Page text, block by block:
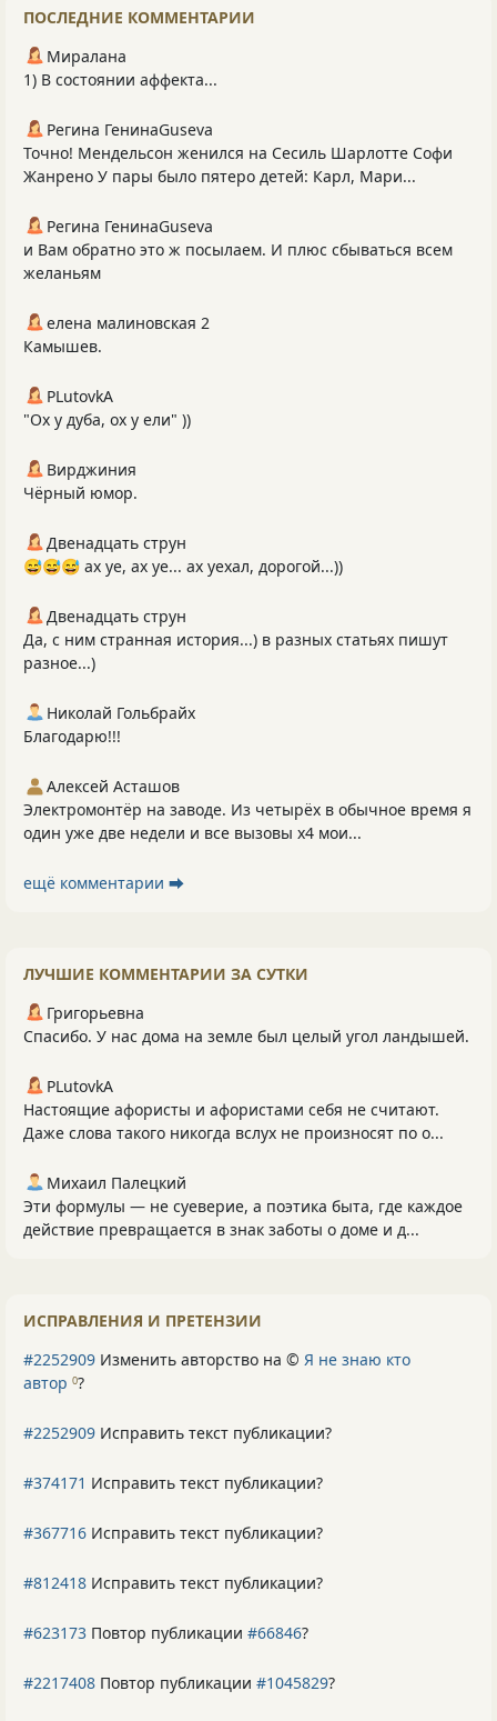
ПОСЛЕДНИЕ КОММЕНТАРИИ
Миралана
1) В состоянии аффекта...
Регина ГенинаGuseva
Точно! Мендельсон женился на Сесиль Шарлотте Софи
Жанрено У пары было пятеро детей: Карл, Мари...
Регина ГенинаGuseva
и Вам обратно это ж посылаем. И плюс сбываться всем
желаньям
елена малиновская 2
Камышев.
PLutоvkА
"Ох у дуба, ох у ели" ))
Вирджиния
Чёрный юмор.
Двенадцать струн
😅😅😅 ах уе, ах уе... ах уехал, дорогой...))
Двенадцать струн
Да, с ним странная история...) в разных статьях пишут
разное...)
Николай Гольбрайх
Благодарю!!!
Алексей Асташов
Электромонтёр на заводе. Из четырёх в обычное время я
один уже две недели и все вызовы х4 мои...
ещё комментарии ⮕
ЛУЧШИЕ КОММЕНТАРИИ ЗА СУТКИ
Григорьевна
Спасибо. У нас дома на земле был целый угол ландышей.
PLutоvkА
Настоящие афористы и афористами себя не считают.
Даже слова такого никогда вслух не произносят по о...
Михаил Палецкий
Эти формулы — не суеверие, а поэтика быта, где каждое
действие превращается в знак заботы о доме и д...
ИСПРАВЛЕНИЯ И ПРЕТЕНЗИИ
#2252909 Изменить авторство на © Я не знаю кто
автор 0?
#2252909 Исправить текст публикации?
#374171 Исправить текст публикации?
#367716 Исправить текст публикации?
#812418 Исправить текст публикации?
#623173 Повтор публикации #66846?
#2217408 Повтор публикации #1045829?